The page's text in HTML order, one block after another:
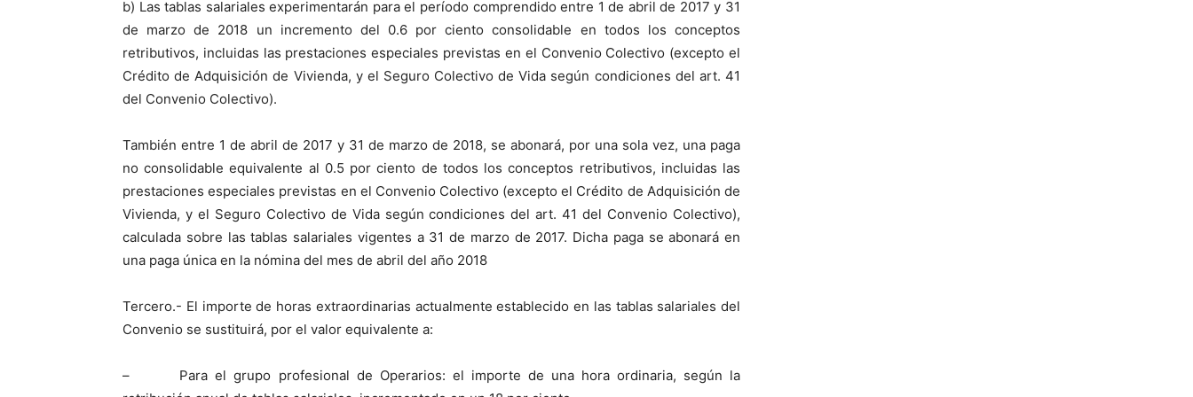
b) Las tablas salariales experimentarán para el período comprendido entre 1 de abril de 2017 y 31
de marzo de 2018 un incremento del 0.6 por ciento consolidable en todos los conceptos
retributivos, incluidas las prestaciones especiales previstas en el Convenio Colectivo (excepto el
Crédito de Adquisición de Vivienda, y el Seguro Colectivo de Vida según condiciones del art. 41
del Convenio Colectivo).
También entre 1 de abril de 2017 y 31 de marzo de 2018, se abonará, por una sola vez, una paga
no consolidable equivalente al 0.5 por ciento de todos los conceptos retributivos, incluidas las
prestaciones especiales previstas en el Convenio Colectivo (excepto el Crédito de Adquisición de
Vivienda, y el Seguro Colectivo de Vida según condiciones del art. 41 del Convenio Colectivo),
calculada sobre las tablas salariales vigentes a 31 de marzo de 2017. Dicha paga se abonará en
una paga única en la nómina del mes de abril del año 2018
Tercero.- El importe de horas extraordinarias actualmente establecido en las tablas salariales del
Convenio se sustituirá, por el valor equivalente a:
– Para el grupo profesional de Operarios: el importe de una hora ordinaria, según la